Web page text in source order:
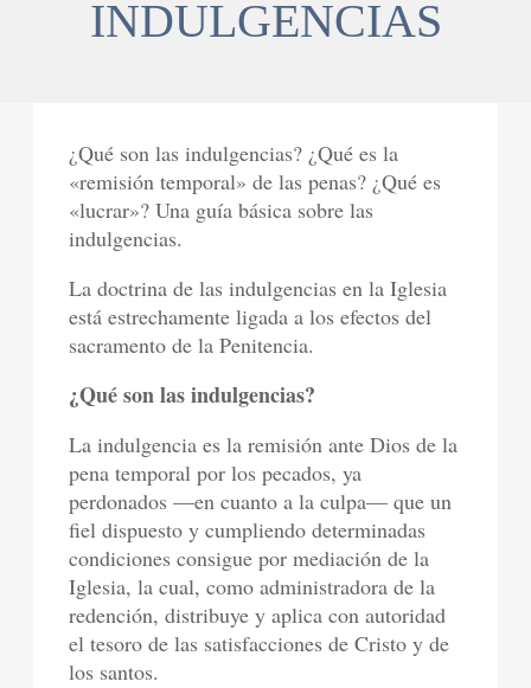
INDULGENCIAS
¿Qué son las indulgencias? ¿Qué es la
«remisión temporal» de las penas? ¿Qué es
«lucrar»? Una guía básica sobre las
indulgencias.
La doctrina de las indulgencias en la Iglesia
está estrechamente ligada a los efectos del
sacramento de la Penitencia.
¿Qué son las indulgencias?
La indulgencia es la remisión ante Dios de la
pena temporal por los pecados, ya
perdonados —en cuanto a la culpa— que un
fiel dispuesto y cumpliendo determinadas
condiciones consigue por mediación de la
Iglesia, la cual, como administradora de la
redención, distribuye y aplica con autoridad
el tesoro de las satisfacciones de Cristo y de
los santos.